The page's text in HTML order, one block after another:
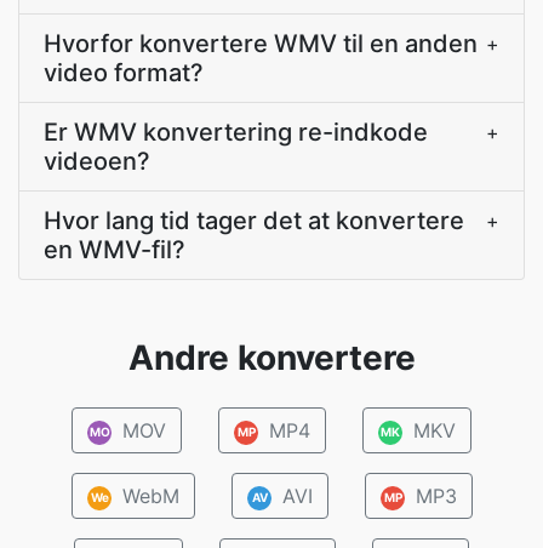
Hvorfor konvertere WMV til en anden
video format?
+
Er WMV konvertering re-indkode
videoen?
+
Hvor lang tid tager det at konvertere
en WMV-fil?
+
Andre konvertere
MO MOV MP MP4 MK MKV
We WebM AV AVI MP MP3